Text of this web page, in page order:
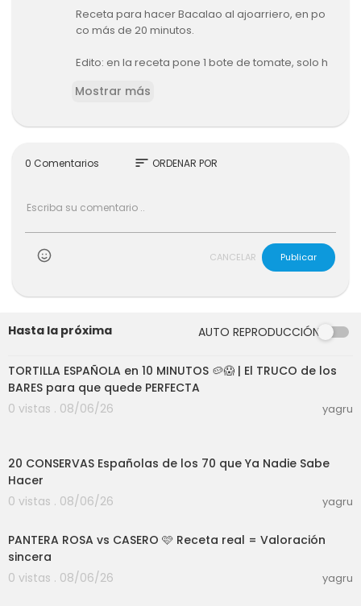
Receta para hacer Bacalao al ajoarriero, en po
co más de 20 minutos.
Edito: en la receta pone 1 bote de tomate, solo h
Mostrar más
0 Comentarios sort ORDENAR POR
CANCELAR Publicar
Hasta la próxima AUTO REPRODUCCIÓN
08:24
TORTILLA ESPAÑOLA en 10 MINUTOS 🥔😱 | El TRUCO de los
BARES para que quede PERFECTA
0 vistas . 08/06/26
yagru
20 CONSERVAS Españolas de los 70 que Ya Nadie Sabe
Hacer
0 vistas . 08/06/26
yagru
PANTERA ROSA vs CASERO 🩷 Receta real = Valoración
sincera
0 vistas . 08/06/26
yagru